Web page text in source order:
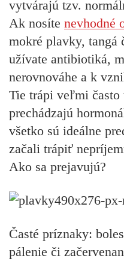
vytvárajú tzv.
Ak nosíte nevhodné
mokré plavky, tangá
užívate antibiotiká,
nerovnováhe a k
Tie trápi veľmi často
prechádzajú
všetko sú ideálne
začali trápiť
Ako sa prejavujú?
Časté príznaky:
pálenie či